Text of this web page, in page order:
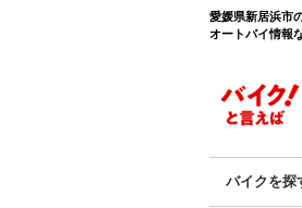
愛媛県新居浜市
オートバイ情報
バイクを探